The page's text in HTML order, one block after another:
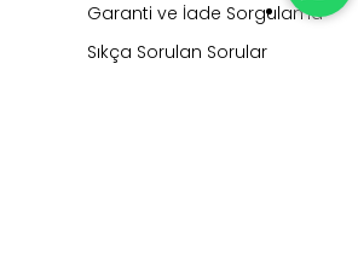
Garanti ve İade Sorgulama
Sıkça Sorulan Sorular